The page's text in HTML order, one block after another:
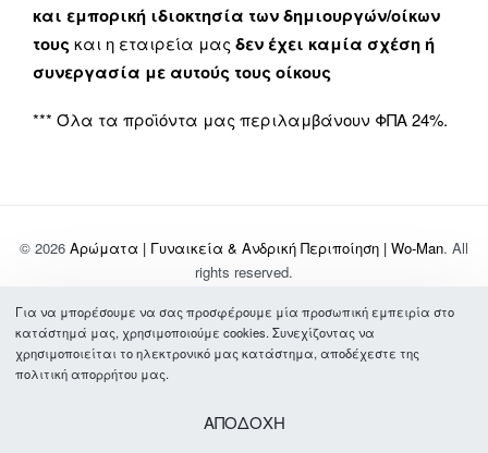
και εμπορική ιδιοκτησία των δημιουργών/οίκων
τους και η εταιρεία μας δεν έχει καμία σχέση ή
συνεργασία με αυτούς τους οίκους
*** Όλα τα προϊόντα μας περιλαμβάνουν ΦΠΑ 24%.
© 2026 Αρώματα | Γυναικεία & Ανδρική Περιποίηση | Wo-Man. All
rights reserved.
Σχετικά με Εμάς
Τρόποι Πληρωμής & Αποστολής
Συχνές Ερωτήσεις
Πολιτική Απορρήτου
Επικοινωνία
Για να μπορέσουμε να σας προσφέρουμε μία προσωπική εμπειρία στο
κατάστημά μας, χρησιμοποιούμε cookies. Συνεχίζοντας να
χρησιμοποιείται το ηλεκτρονικό μας κατάστημα, αποδέχεστε της
πολιτική απορρήτου μας.
ΑΠΟΔΟΧΗ